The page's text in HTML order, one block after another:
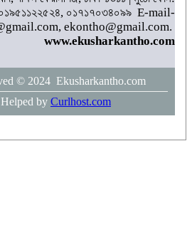
০১৭১৭০৩৪০৯৯ E-mail-
ekontho@gmail.com.
www.ekusharkantho.com
© 2024 Ekusharkantho.com
by Curlhost.com